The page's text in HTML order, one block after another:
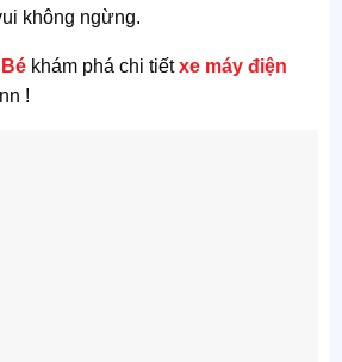
không ngừng.
khám phá chi tiếtxe máy điện
!